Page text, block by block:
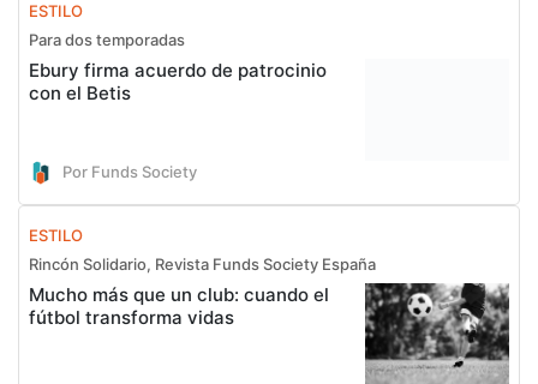
ESTILO
Para dos temporadas
Ebury firma acuerdo de patrocinio
con el Betis
Por Funds Society
ESTILO
Rincón Solidario, Revista Funds Society España
Mucho más que un club: cuando el
fútbol transforma vidas